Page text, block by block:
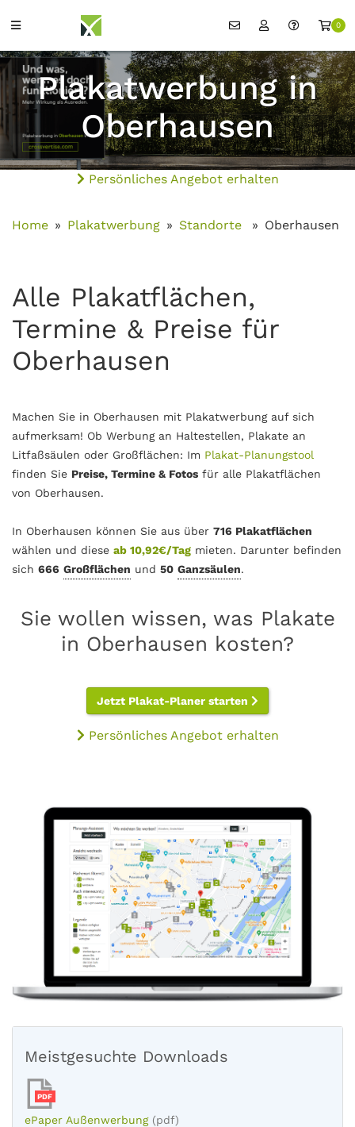
0
Plakatwerbung in
Oberhausen
Persönliches Angebot erhalten
Home Plakatwerbung Standorte Oberhausen
Alle Plakatflächen,
Termine & Preise für
Oberhausen
Machen Sie in Oberhausen mit Plakatwerbung auf sich
aufmerksam! Ob Werbung an Haltestellen, Plakate an
Litfaßsäulen oder Großflächen: Im Plakat-Planungstool
finden Sie Preise, Termine & Fotos für alle Plakatflächen
von Oberhausen.
In Oberhausen können Sie aus über 716 Plakatflächen
wählen und diese ab 10,92€/Tag mieten. Darunter befinden
sich 666 Großflächen und 50 Ganzsäulen.
Sie wollen wissen, was Plakate
in Oberhausen kosten?
Jetzt Plakat-Planer starten
Persönliches Angebot erhalten
Meistgesuchte Downloads
PDF
ePaper Außenwerbung (pdf)